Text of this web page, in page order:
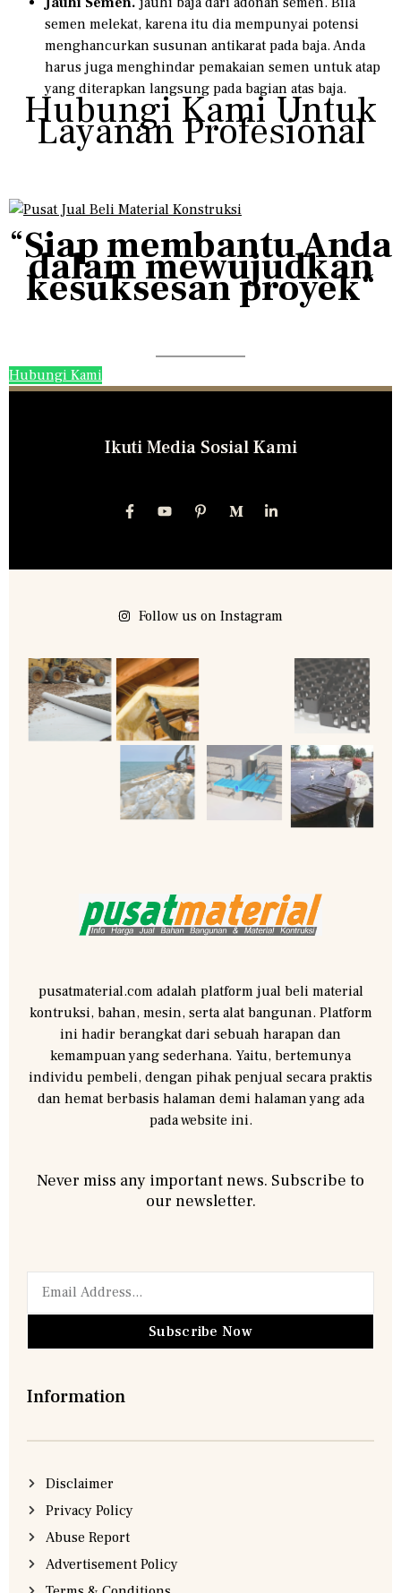
semen melekat, karena itu dia mempunyai potensi
menghancurkan susunan antikarat pada baja. Anda
harus juga menghindar pemakaian semen untuk atap
yang diterapkan langsung pada bagian atas baja.
Hubungi Kami Untuk
Layanan Profesional
“Siap membantu Anda
dalam mewujudkan
kesuksesan proyek“
Hubungi Kami
Ikuti Media Sosial Kami
Follow us on Instagram
pusatmaterial.com adalah platform jual beli material
kontruksi, bahan, mesin, serta alat bangunan. Platform
ini hadir berangkat dari sebuah harapan dan
kemampuan yang sederhana. Yaitu, bertemunya
individu pembeli, dengan pihak penjual secara praktis
dan hemat berbasis halaman demi halaman yang ada
pada website ini.
Never miss any important news. Subscribe to
our newsletter.
Subscribe Now
Information
Disclaimer
Privacy Policy
Abuse Report
Advertisement Policy